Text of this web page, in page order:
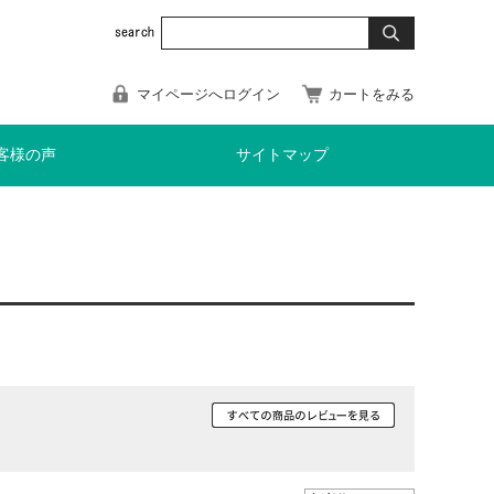
マイページへログイン カートをみる
様の声 サイトマップ